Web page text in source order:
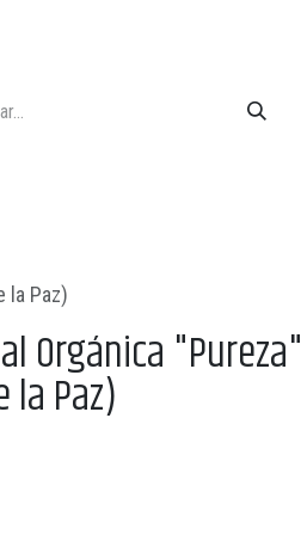
la Paz)
Orgánica "Pureza"
la Paz)